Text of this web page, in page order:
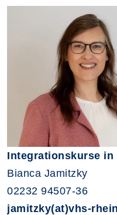
Integrationskurse
Bianca Jamitzky
02232 94507-36
jamitzky(at)vhs-